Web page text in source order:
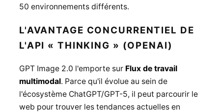
50 environnements différents.
L'AVANTAGE CONCURRENTIEL DE
L'API « THINKING » (OPENAI)
GPT Image 2.0 l'emporte sur Flux de travail
multimodal. Parce qu'il évolue au sein de
l'écosystème ChatGPT/GPT-5, il peut parcourir le
web pour trouver les tendances actuelles en